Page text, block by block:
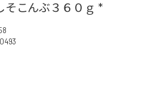
こんぶ３６０ｇ *